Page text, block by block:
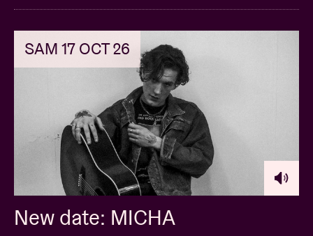
SAM 17 OCT 26
New date: MICHA